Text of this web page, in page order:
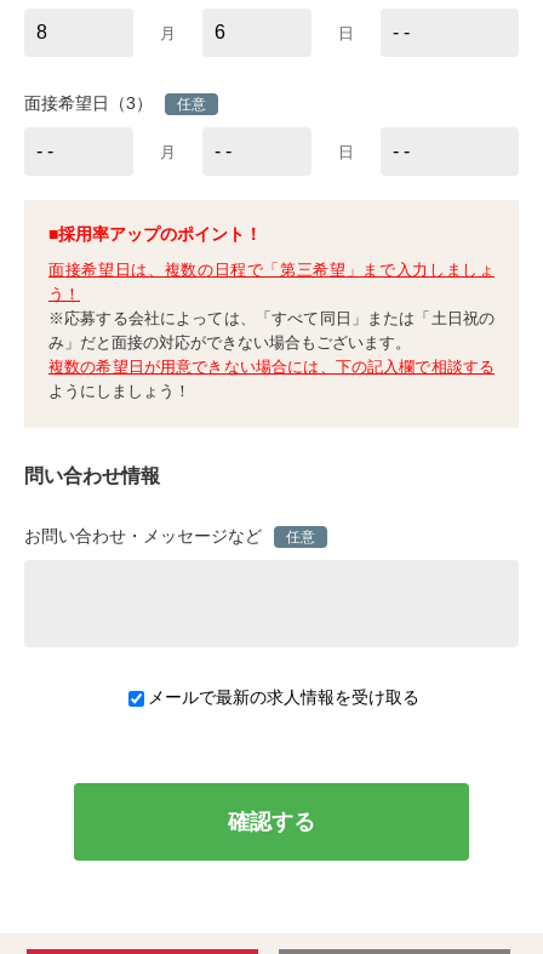
月 日
面接希望日（3） 任意
月 日
■採用率アップのポイント！
面接希望日は、複数の日程で「第三希望」まで入力しましょ
う！
※応募する会社によっては、「すべて同日」または「土日祝の
み」だと面接の対応ができない場合もございます。
複数の希望日が用意できない場合には、下の記入欄で相談する
ようにしましょう！
問い合わせ情報
お問い合わせ・メッセージなど 任意
メールで最新の求人情報を受け取る
確認する